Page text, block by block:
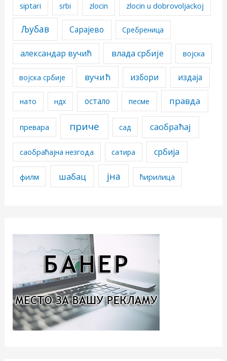
siptari srbi zlocin zlocin u dobrovoljackoj
Љубав Сарајево Сребреница
александар вучић влада србије војска
војска србије вучић избори издаја
нато ндх остало песме правда
превара приче сад саобраћај
саобраћајна незгода сатира србија
филм шабац јна ћирилица